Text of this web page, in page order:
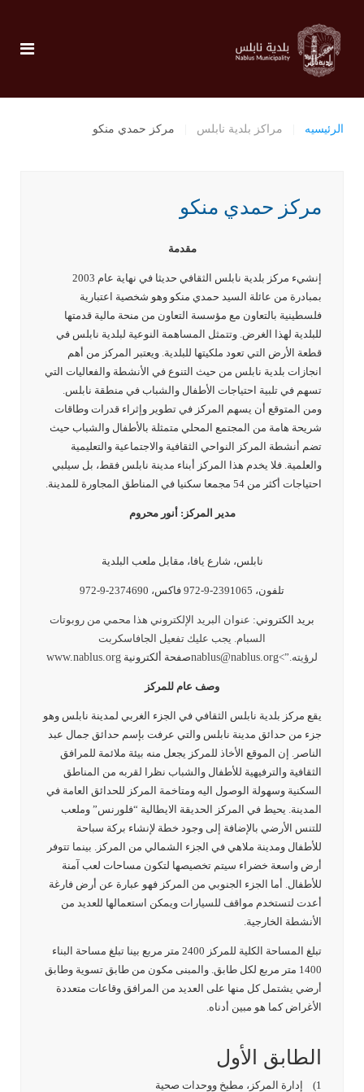
الرئيسيه مراكز بلدية نابلس مركز حمدي منكو
مركز حمدي منكو
مقدمة
إنشيء مركز بلدية نابلس الثقافي حديثا في نهاية عام 2003
بمبادرة من عائلة السيد حمدي منكو وهو شخصية اعتبارية
فلسطينية بالتعاون مع مؤسسة التعاون من منحة مالية قدمتها
للبلدية لهذا الغرض. وتتمثل المساهمة النوعية لبلدية نابلس في
قطعة الأرض التي تعود ملكيتها للبلدية. ويعتبر المركز من أهم
انجازات بلدية نابلس من حيث التنوع في الأنشطة والفعاليات التي
تسهم في تلبية احتياجات الأطفال والشباب في منطقة نابلس.
ومن المتوقع أن يسهم المركز في تطوير وإثراء قدرات وطاقات
شريحة هامة من المجتمع المحلي متمثلة بالأطفال والشباب حيث
تضم أنشطة المركز النواحي الثقافية والاجتماعية والتعليمية
والعلمية. فلا يخدم هذا المركز أبناء مدينة نابلس فقط، بل سيلبي
احتياجات أكثر من 54 مجمعا سكنيا في المناطق المجاورة للمدينة.
مدير المركز: أنور محروم
نابلس، شارع يافا، مقابل ملعب البلدية
تلفون، 2391065-9-972 فاكس، 2374690-9-972
بريد الكتروني: عنوان البريد الإلكتروني هذا محمي من روبوتات
السبام. يجب عليك تفعيل الجافاسكربت
لرؤيته.”>nablus@nablus.orgصفحة ألكترونية www.nablus.org
وصف عام للمركز
يقع مركز بلدية نابلس الثقافي في الجزء الغربي لمدينة نابلس وهو
جزء من حدائق مدينة نابلس والتي عرفت بإسم حدائق جمال عبد
الناصر. إن الموقع الأخاذ للمركز يجعل منه بيئة ملائمة للمرافق
الثقافية والترفيهية للأطفال والشباب نظرا لقربه من المناطق
السكنية وسهولة الوصول اليه ومتاخمة المركز للحدائق العامة في
المدينة. يحيط في المركز الحديقة الايطالية “فلورنس” وملعب
للتنس الأرضي بالإضافة إلى وجود خطة لإنشاء بركة سباحة
للأطفال ومدينة ملاهي في الجزء الشمالي من المركز. بينما تتوفر
أرض واسعة خضراء سيتم تخصيصها لتكون مساحات لعب آمنة
للأطفال. أما الجزء الجنوبي من المركز فهو عبارة عن أرض فارغة
أعدت لتستخدم مواقف للسيارات ويمكن استعمالها للعديد من
الأنشطة الخارجية.
تبلغ المساحة الكلية للمركز 2400 متر مربع بينا تبلغ مساحة البناء
1400 متر مربع لكل طابق. والمبنى مكون من طابق تسوية وطابق
أرضي يشتمل كل منها على العديد من المرافق وقاعات متعددة
الأغراض كما هو مبين أدناه.
الطابق الأول
1) إدارة المركز، مطبخ ووحدات صحية